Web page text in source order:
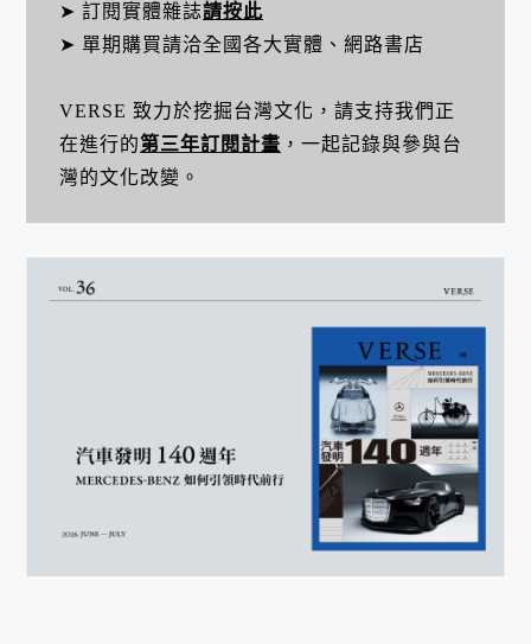
➤ 訂閱實體雜誌請按此
➤ 單期購買請洽全國各大實體、網路書店
VERSE 致力於挖掘台灣文化，請支持我們正
在進行的第三年訂閱計畫 ，一起記錄與參與台
灣的文化改變。